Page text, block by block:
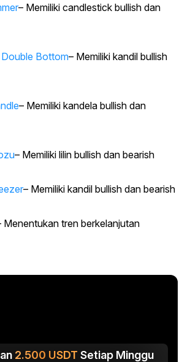
– Memiliki candlestick bullish dan
Bottom– Memiliki kandil bullish
– Memiliki kandela bullish dan
– Memiliki lilin bullish dan bearish
– Memiliki kandil bullish dan bearish
Menentukan tren berkelanjutan
2.500 USDT Setiap Minggu